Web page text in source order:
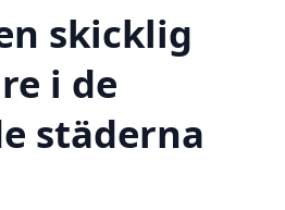
skicklig
i de
städerna